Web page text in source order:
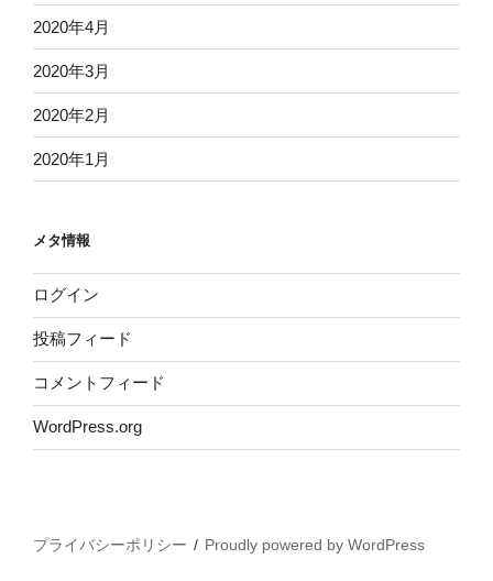
2020年4月
2020年3月
2020年2月
2020年1月
メタ情報
ログイン
投稿フィード
コメントフィード
WordPress.org
プライバシーポリシー Proudly powered by WordPress